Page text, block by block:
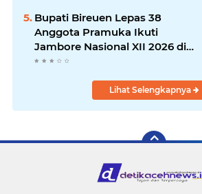
Bupati Bireuen Lepas 38
Anggota Pramuka Ikuti
Jambore Nasional XII 2026 di
Cibubur
Lihat Selengkapnya